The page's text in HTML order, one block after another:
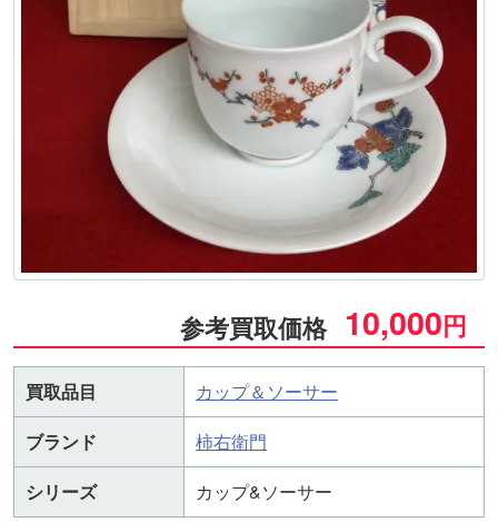
参考買取価格 10,000円
買取品目
カップ＆ソーサー
ブランド
柿右衛門
シリーズ
カップ&ソーサー